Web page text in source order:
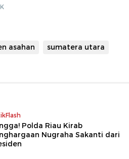
asahan
sumatera utara
Polda Riau Kirab
Nugraha Sakanti dari